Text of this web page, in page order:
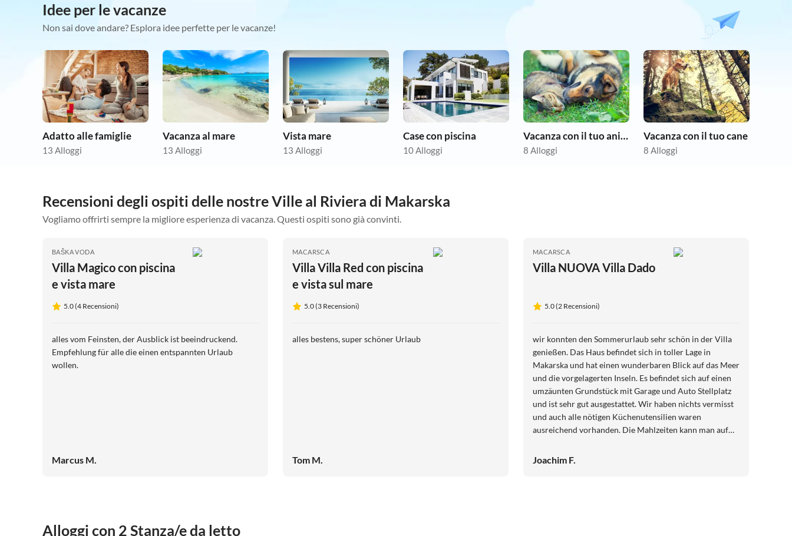
Idee per le vacanze
Non sai dove andare? Esplora idee perfette per le vacanze!
Adatto alle famiglie
13 Alloggi
Vacanza al mare
13 Alloggi
Vista mare
13 Alloggi
Case con piscina
10 Alloggi
Vacanza con il tuo animale domestico
8 Alloggi
Vacanza con il tuo cane
8 Alloggi
Recensioni degli ospiti delle nostre Ville al Riviera di Makarska
Vogliamo offrirti sempre la migliore esperienza di vacanza. Questi ospiti sono già convinti.
BAŠKA VODA
Villa Magico con piscina
e vista mare
5.0 (4 Recensioni)
alles vom Feinsten, der Ausblick ist beeindruckend.
Empfehlung für alle die einen entspannten Urlaub
wollen.
Marcus M.
MACARSCA
Villa Villa Red con piscina
e vista sul mare
5.0 (3 Recensioni)
alles bestens, super schöner Urlaub
Tom M.
MACARSCA
Villa NUOVA Villa Dado
5.0 (2 Recensioni)
wir konnten den Sommerurlaub sehr schön in der Villa
genießen. Das Haus befindet sich in toller Lage in
Makarska und hat einen wunderbaren Blick auf das Meer
und die vorgelagerten Inseln. Es befindet sich auf einen
umzäunten Grundstück mit Garage und Auto Stellplatz
und ist sehr gut ausgestattet. Wir haben nichts vermisst
und auch alle nötigen Küchenutensilien waren
ausreichend vorhanden. Die Mahlzeiten kann man auf
genießen. Es ist auch eine Grillstelle und ein großer
Joachim F.
Alloggi con 2 Stanza/e da letto